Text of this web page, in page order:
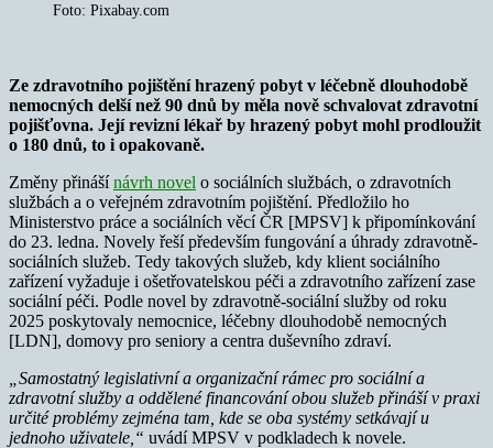
Foto: Pixabay.com
Ze zdravotního pojištění hrazený pobyt v léčebně dlouhodobě
nemocných delší než 90 dnů by měla nově schvalovat zdravotní
pojišťovna. Její revizní lékař by hrazený pobyt mohl prodloužit
o 180 dnů, to i opakovaně.
Změny přinášínávrh novel o sociálních službách, o zdravotních
službách a o veřejném zdravotním pojištění. Předložilo ho
Ministerstvo práce a sociálních věcí ČR [MPSV] k připomínkování
do 23. ledna. Novely řeší především fungování a úhrady zdravotně-
sociálních služeb. Tedy takových služeb, kdy klient sociálního
zařízení vyžaduje i ošetřovatelskou péči a zdravotního zařízení zase
sociální péči. Podle novel by zdravotně-sociální služby od roku
2025 poskytovaly nemocnice, léčebny dlouhodobě nemocných
[LDN], domovy pro seniory a centra duševního zdraví.
„Samostatný legislativní a organizační rámec pro sociální a
zdravotní služby a oddělené financování obou služeb přináší v praxi
určité problémy zejména tam, kde se oba systémy setkávají u
jednoho uživatele,“ uvádí MPSV v podkladech k novele.